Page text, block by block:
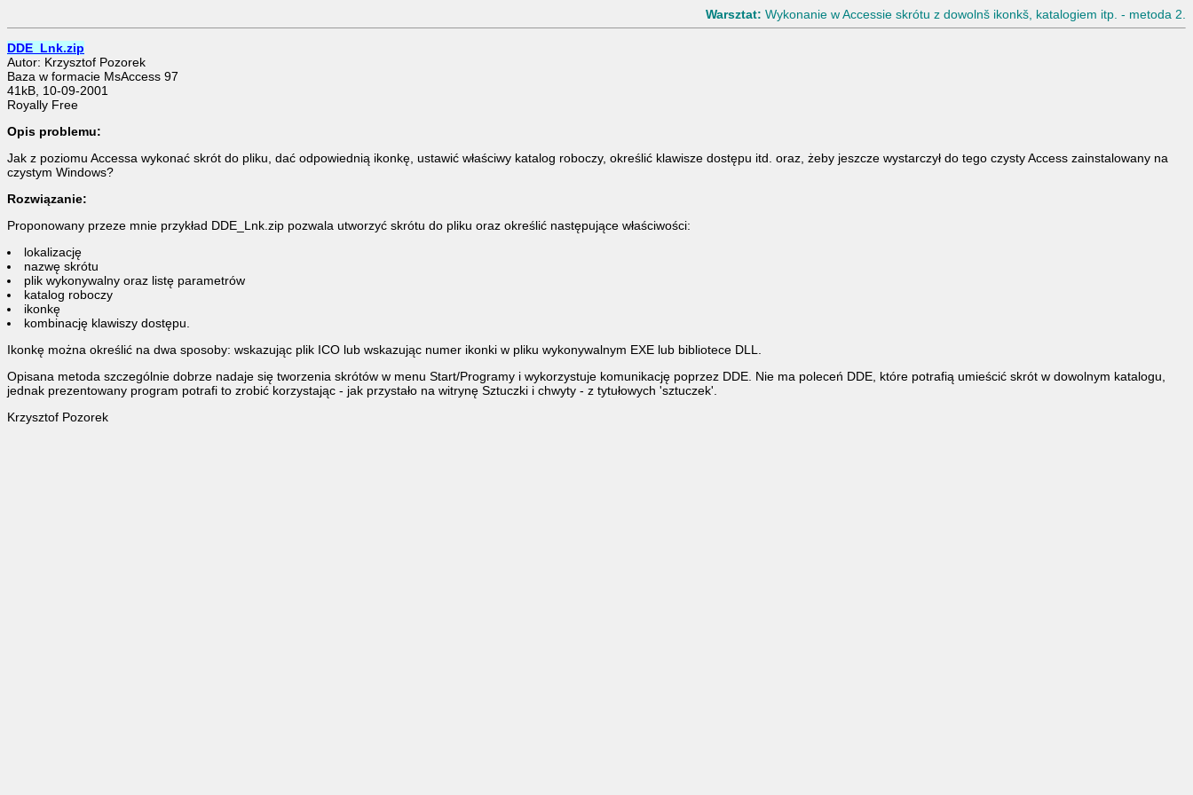
Warsztat: Wykonanie w Accessie skrótu z dowolnš ikonkš, katalogiem itp. - metoda 2.
DDE_Lnk.zip
Autor: Krzysztof Pozorek
Baza w formacie MsAccess 97
41kB, 10-09-2001
Royally Free
Opis problemu:
Jak z poziomu Accessa wykonać skrót do pliku, dać odpowiednią ikonkę, ustawić właściwy katalog roboczy, określić klawisze dostępu itd. oraz, żeby jeszcze wystarczył do tego czysty Access zainstalowany na
czystym Windows?
Rozwiązanie:
Proponowany przeze mnie przykład DDE_Lnk.zip pozwala utworzyć skrótu do pliku oraz określić następujące właściwości:
lokalizację
nazwę skrótu
plik wykonywalny oraz listę parametrów
katalog roboczy
ikonkę
kombinację klawiszy dostępu.
Ikonkę można określić na dwa sposoby: wskazując plik ICO lub wskazując numer ikonki w pliku wykonywalnym EXE lub bibliotece DLL.
Opisana metoda szczególnie dobrze nadaje się tworzenia skrótów w menu Start/Programy i wykorzystuje komunikację poprzez DDE. Nie ma poleceń DDE, które potrafią umieścić skrót w dowolnym katalogu,
jednak prezentowany program potrafi to zrobić korzystając - jak przystało na witrynę Sztuczki i chwyty - z tytułowych 'sztuczek'.
Krzysztof Pozorek